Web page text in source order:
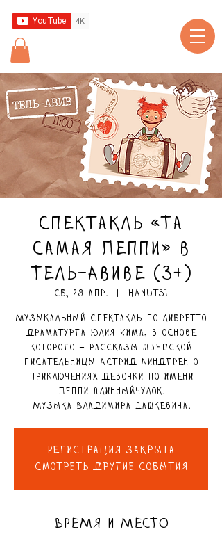
Спектакль «Та
самая Пеппи» в
Тель-Авиве (3+)
сб, 29 апр. Hanut31
Музыкальный спектакль по либретто
драматурга Юлия Кима, в основе
которого – рассказы шведской
писательницы Астрид Линдгрен о
приключениях девочки по имени
Пеппи Длинныйчулок.
Музыка Владимира Дашкевича.
Регистрация закрыта
Смотреть другие события
ВРЕМЯ И МЕСТО